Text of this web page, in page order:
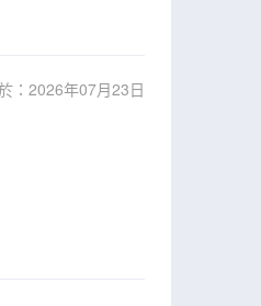
：2026年07月23日